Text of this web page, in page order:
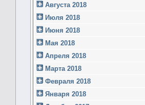
Августа 2018
Июля 2018
Июня 2018
Мая 2018
Апреля 2018
Марта 2018
Февраля 2018
Января 2018